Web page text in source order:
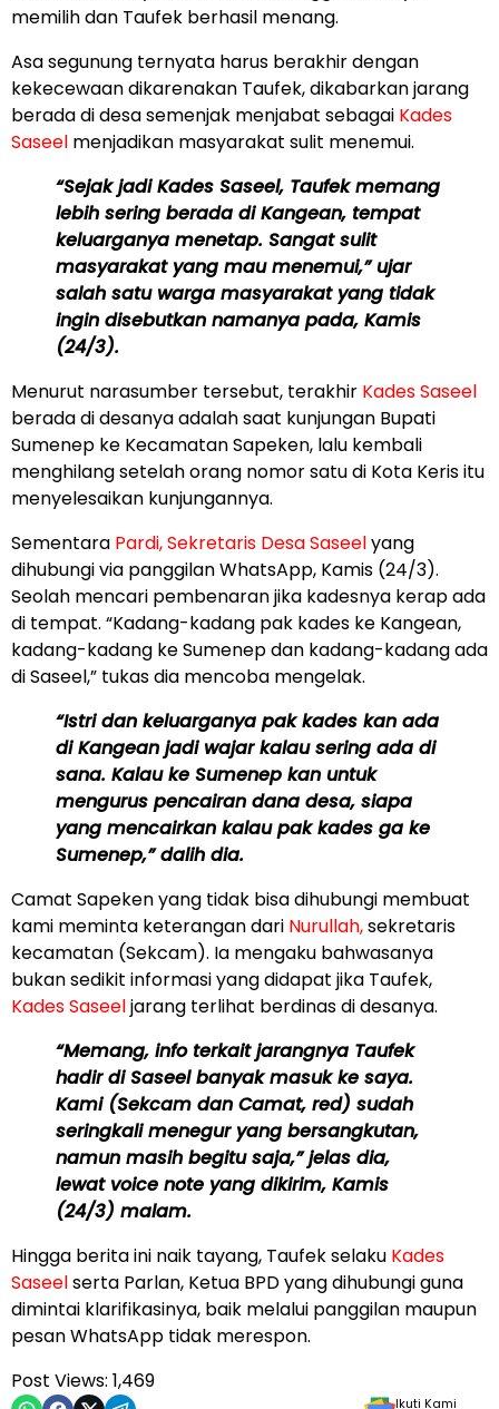
memilih dan Taufek berhasil menang.
Asa segunung ternyata harus berakhir dengan
kekecewaan dikarenakan Taufek, dikabarkan jarang
berada di desa semenjak menjabat sebagai Kades
Saseel menjadikan masyarakat sulit menemui.
“Sejak jadi Kades Saseel, Taufek memang
lebih sering berada di Kangean, tempat
keluarganya menetap. Sangat sulit
masyarakat yang mau menemui,” ujar
salah satu warga masyarakat yang tidak
ingin disebutkan namanya pada, Kamis
(24/3).
Menurut narasumber tersebut, terakhir Kades Saseel
berada di desanya adalah saat kunjungan Bupati
Sumenep ke Kecamatan Sapeken, lalu kembali
menghilang setelah orang nomor satu di Kota Keris itu
menyelesaikan kunjungannya.
Sementara Pardi,Sekretaris Desa Saseelyang
dihubungi via panggilan WhatsApp, Kamis (24/3).
Seolah mencari pembenaran jika kadesnya kerap ada
di tempat. “Kadang-kadang pak kades ke Kangean,
kadang-kadang ke Sumenep dan kadang-kadang ada
di Saseel,” tukas dia mencoba mengelak.
“Istri dan keluarganya pak kades kan ada
di Kangean jadi wajar kalau sering ada di
sana. Kalau ke Sumenep kan untuk
mengurus pencairan dana desa, siapa
yang mencairkan kalau pak kades ga ke
Sumenep,” dalih dia.
Camat Sapeken yang tidak bisa dihubungi membuat
kami meminta keterangan dari Nurullah,sekretaris
kecamatan (Sekcam). Ia mengaku bahwasanya
bukan sedikit informasi yang didapat jika Taufek,
Kades Saseeljarang terlihat berdinas di desanya.
“Memang, info terkait jarangnya Taufek
hadir di Saseel banyak masuk ke saya.
Kami (Sekcam dan Camat, red) sudah
seringkali menegur yang bersangkutan,
namun masih begitu saja,” jelas dia,
lewat voice note yang dikirim, Kamis
(24/3) malam.
Hingga berita ini naik tayang, Taufek selaku Kades
Saseelserta Parlan, Ketua BPD yang dihubungi guna
dimintai klarifikasinya, baik melalui panggilan maupun
pesan WhatsApp tidak merespon.
Post Views: 1,469
Ikuti Kami